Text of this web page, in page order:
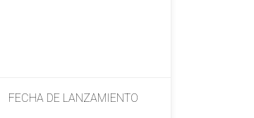
FECHA DE LANZAMIENTO